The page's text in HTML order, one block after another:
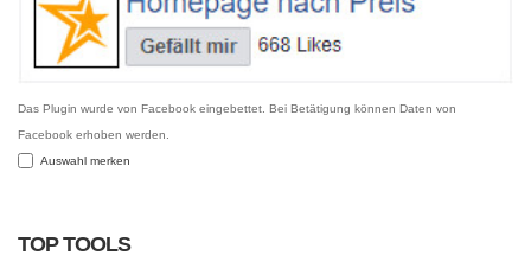
Das Plugin wurde von Facebook eingebettet. Bei Betätigung können Daten von
Facebook erhoben werden.
Auswahl merken
TOP TOOLS